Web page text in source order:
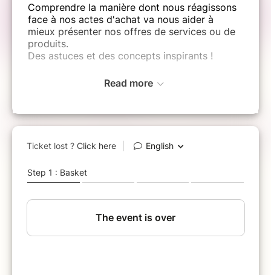
Comprendre la manière dont nous réagissons
face à nos actes d'achat va nous aider à
mieux présenter nos offres de services ou de
produits.
Des astuces et des concepts inspirants !
échanger expériences, bonnes pratiques,
anecdotes pour « être » en prenant soin de
notre énergie; c’est aussi un moment de
découverte et d’apprentissage par le « faire »
développement de notre activité pour « avoir
Être » pour « faire » et « avoir » est le fil d’or
des Ateliers Up au service d’un entreprenariat
responsable, créatif, agile et engagé !
Read more